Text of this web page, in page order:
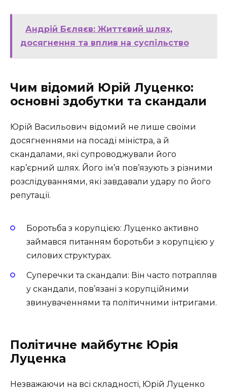
Андрій Бєляєв: Життєвий шлях,
досягнення та вплив на суспільство
Чим відомий Юрій Луценко:
основні здобутки та скандали
Юрій Васильович відомий не лише своїми
досягненнями на посаді міністра, а й
скандалами, які супроводжували його
кар’єрний шлях. Його ім’я пов’язують з різними
розслідуваннями, які завдавали удару по його
репутації.
Боротьба з корупцією: Луценко активно
займався питанням боротьби з корупцією у
силових структурах.
Суперечки та скандали: Він часто потрапляв
у скандали, пов’язані з корупційними
звинуваченнями та політичними інтригами.
Політичне майбутнє Юрія
Луценка
Незважаючи на всі складності, Юрій Луценко